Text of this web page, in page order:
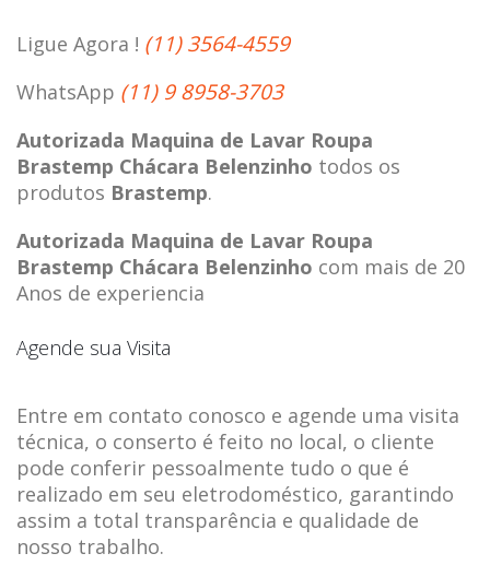
Ligue Agora ! (11) 3564-4559
WhatsApp (11) 9 8958-3703
Autorizada Maquina de Lavar Roupa
Brastemp Chácara Belenzinho todos os
produtos Brastemp.
Autorizada Maquina de Lavar Roupa
Brastemp Chácara Belenzinho com mais de 20
Anos de experiencia
Agende sua Visita
Entre em contato conosco e agende uma visita
técnica, o conserto é feito no local, o cliente
pode conferir pessoalmente tudo o que é
realizado em seu eletrodoméstico, garantindo
assim a total transparência e qualidade de
nosso trabalho.